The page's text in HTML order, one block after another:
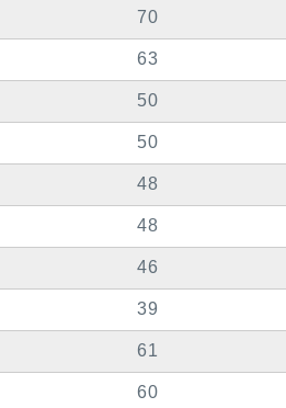
70
63
50
50
48
48
46
39
61
60